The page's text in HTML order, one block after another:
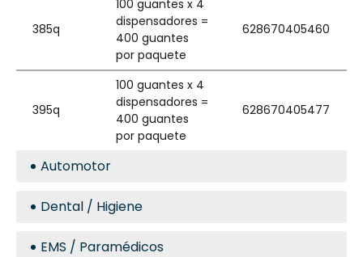
385q
100 guantes x 4
dispensadores =
400 guantes
por paquete
628670405460
395q
100 guantes x 4
dispensadores =
400 guantes
por paquete
628670405477
Automotor
Dental / Higiene
EMS / Paramédicos